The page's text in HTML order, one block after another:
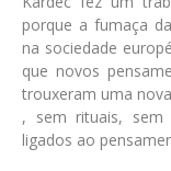
porque a fumaça
na sociedade
que novos
trouxeram uma
, sem rituais, sem
ligados ao